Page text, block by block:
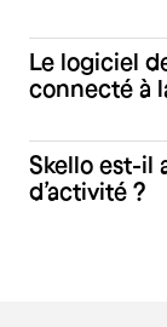
Le logiciel
connecté à
Skello est-il
d’activité ?